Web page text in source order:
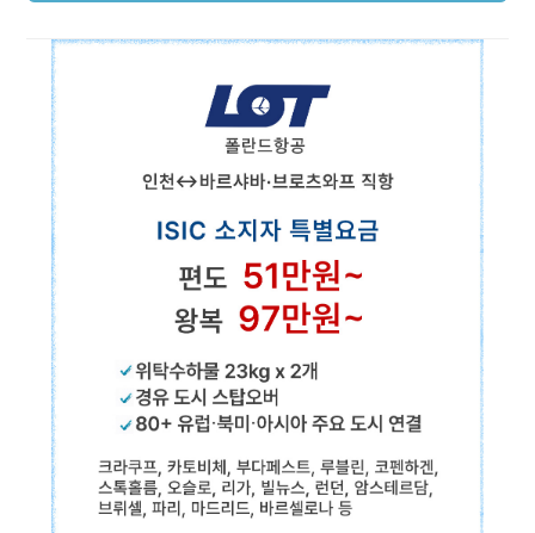
다국적투어
교통
유럽 기차
호주 버스패스
보험
해외 여행자 보험
해외 유학생 보험
해외 워킹홀리데이 보험
MY ID